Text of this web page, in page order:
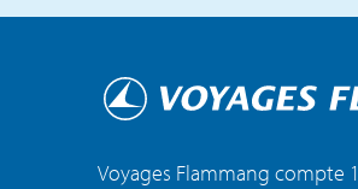
Voyages Flammang compte